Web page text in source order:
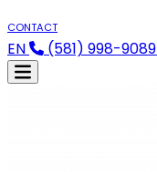
CONTACT
EN (581) 998-9089